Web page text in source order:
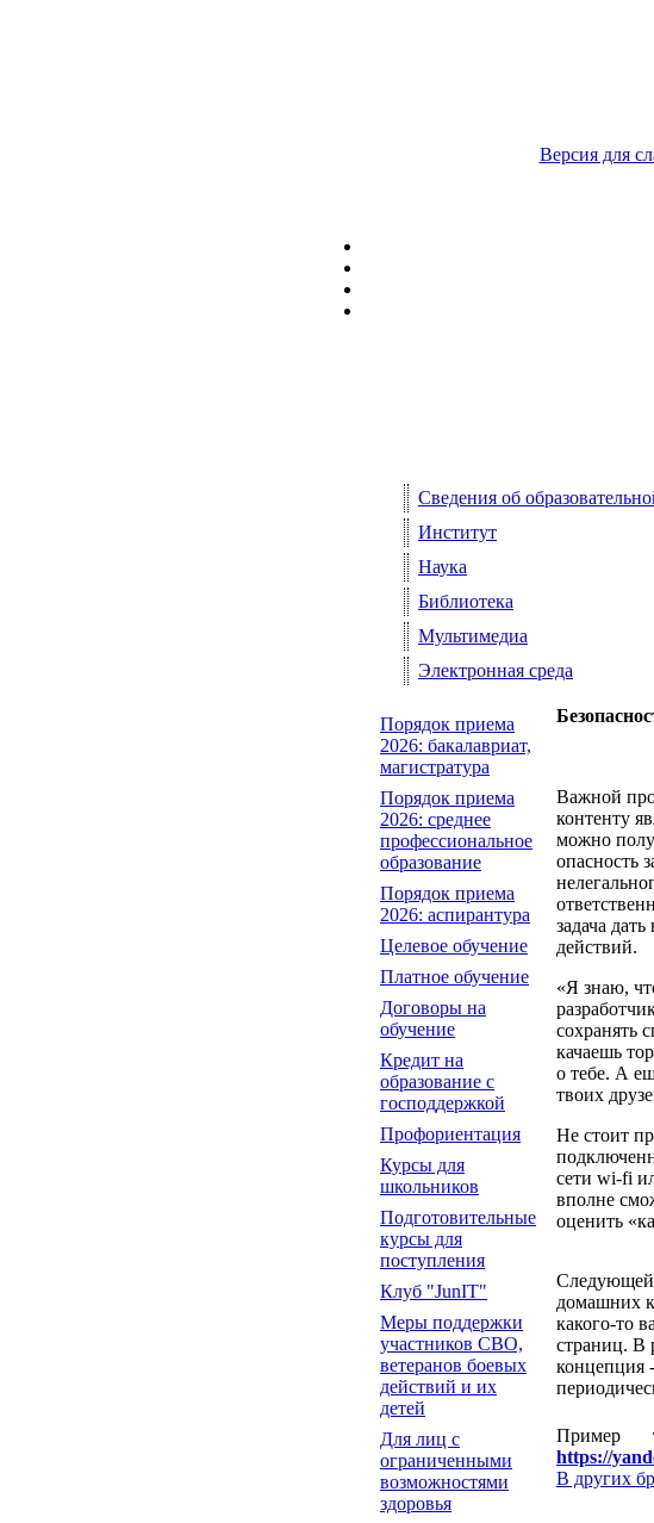
Версия для
Сведения об
Институт
Наука
Библиотека
Мультимедиа
Электронная среда
Порядок приема
2026: бакалавриат,
магистратура
Порядок приема
2026: среднее
профессиональное
образование
Порядок приема
2026: аспирантура
Целевое обучение
Платное обучение
Договоры на
обучение
Кредит на
образование с
господдержкой
Профориентация
Курсы для
школьников
Подготовительные
курсы для
поступления
Клуб "JunIT"
Меры поддержки
участников СВО,
ветеранов боевых
действий и их
детей
Для лиц с
ограниченными
возможностями
здоровья
Важной
контенту
можно
опасность
задача
действий.
«Я знаю,
сохранять
качаешь
о тебе. А
твоих
Не стоит
сети wi-fi
вполне
оценить
Следующей
домашних
какого-то
страниц. В
концепция
Пример
https://
В других